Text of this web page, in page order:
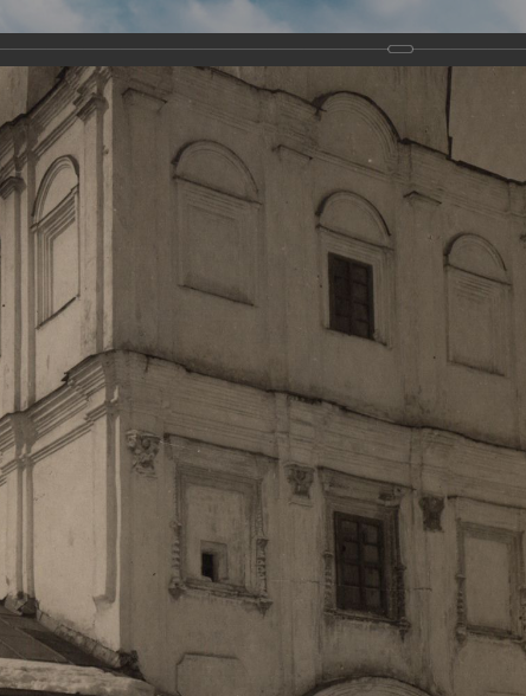
Земли
Сайт создан по
и
Наследники
Галерея Храмы-мученики Архангельска Свято-
Троицкий собор
Троицкий собор Архангельска